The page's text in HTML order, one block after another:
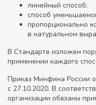
линейный способ;
способ
пропорционально
в натуральном
В Стандарте изложен
применении каждого
Приказ Минфина России
с 27.10.2020. В
организации обязаны